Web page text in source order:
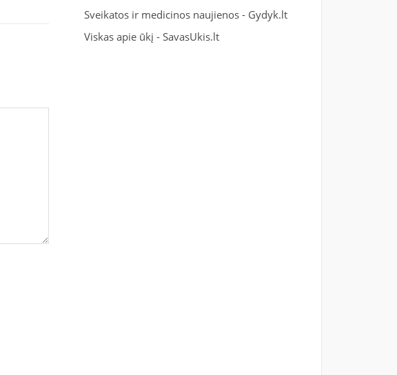
Sveikatos ir medicinos naujienos - Gydyk.lt
Viskas apie ūkį -SavasUkis.lt